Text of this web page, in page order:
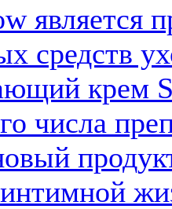
является
средств
крем
числа